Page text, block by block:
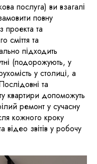
послуга) ви взагалі
повну
проекта та
сміття та
підходить
(подорожують, у
у столиці, а
та
квартири допоможуть
ремонт у сучасну
кожного кроку
відео звітів у робочу